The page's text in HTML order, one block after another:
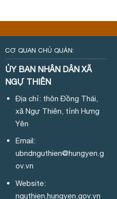
CƠ QUAN CHỦ QUẢN:
ỦY BAN NHÂN DÂN XÃ
NGỰ THIÊN
Địa chỉ: thôn Đồng Thái,
xã Ngự Thiên, tỉnh Hưng
Yên
Email:
ubndnguthien@hungyen.g
ov.vn
Website:
nguthien.hungyen.gov.vn